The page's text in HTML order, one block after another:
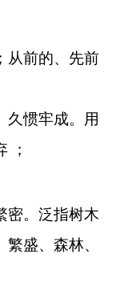
从前的、先前
久惯牢成。用
；
密。泛指树木
盛、森林、